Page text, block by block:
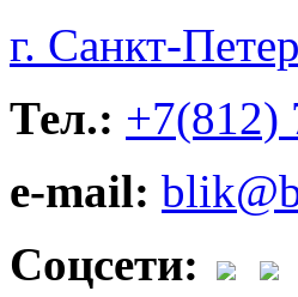
г. Санкт-
Тел.: +7(812)
e-mail:
Соцсети: